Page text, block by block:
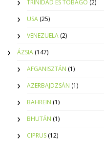
TRINIDAD ÉS TOBAGO (2)
USA (25)
VENEZUELA (2)
ÁZSIA (147)
AFGANISZTÁN (1)
AZERBAJDZSÁN (1)
BAHREIN (1)
BHUTÁN (1)
CIPRUS (12)